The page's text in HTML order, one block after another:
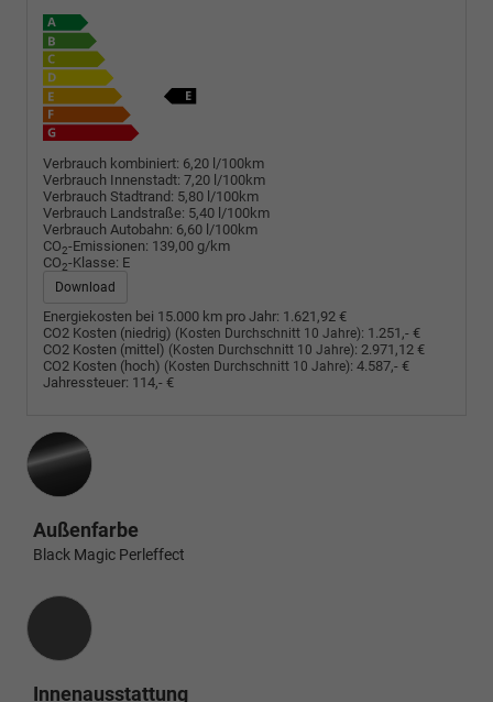
Verbrauch kombiniert: 6,20 l/100km
Verbrauch Innenstadt: 7,20 l/100km
Verbrauch Stadtrand: 5,80 l/100km
Verbrauch Landstraße: 5,40 l/100km
Verbrauch Autobahn: 6,60 l/100km
CO2-Emissionen: 139,00 g/km
CO2-Klasse: E
Download
Energiekosten bei 15.000 km pro Jahr: 1.621,92 €
CO2 Kosten (niedrig) (Kosten Durchschnitt 10 Jahre): 1.251,- €
CO2 Kosten (mittel) (Kosten Durchschnitt 10 Jahre): 2.971,12 €
CO2 Kosten (hoch) (Kosten Durchschnitt 10 Jahre): 4.587,- €
Jahressteuer: 114,- €
Außenfarbe
Black Magic Perleffect
Innenausstattung
Innenausstattung